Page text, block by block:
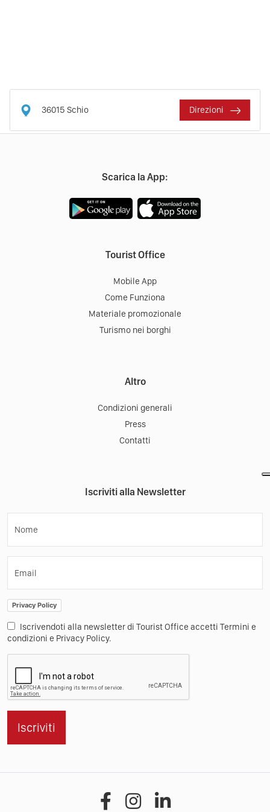
36015 Schio Direzioni
Scarica la App:
Tourist Office
Mobile App
Come Funziona
Materiale promozionale
Turismo nei borghi
Altro
Condizioni generali
Press
Contatti
Iscriviti alla Newsletter
Nome
Email
Privacy Policy
Iscrivendoti alla newsletter di Tourist Office accetti Termini e
condizioni e Privacy Policy.
Iscriviti